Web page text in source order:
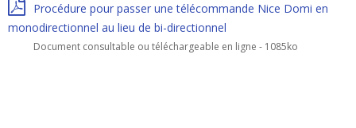
Procédure pour passer une télécommande Nice Domi en
monodirectionnel au lieu de bi-directionnel
Document consultable ou téléchargeable en ligne - 1085ko